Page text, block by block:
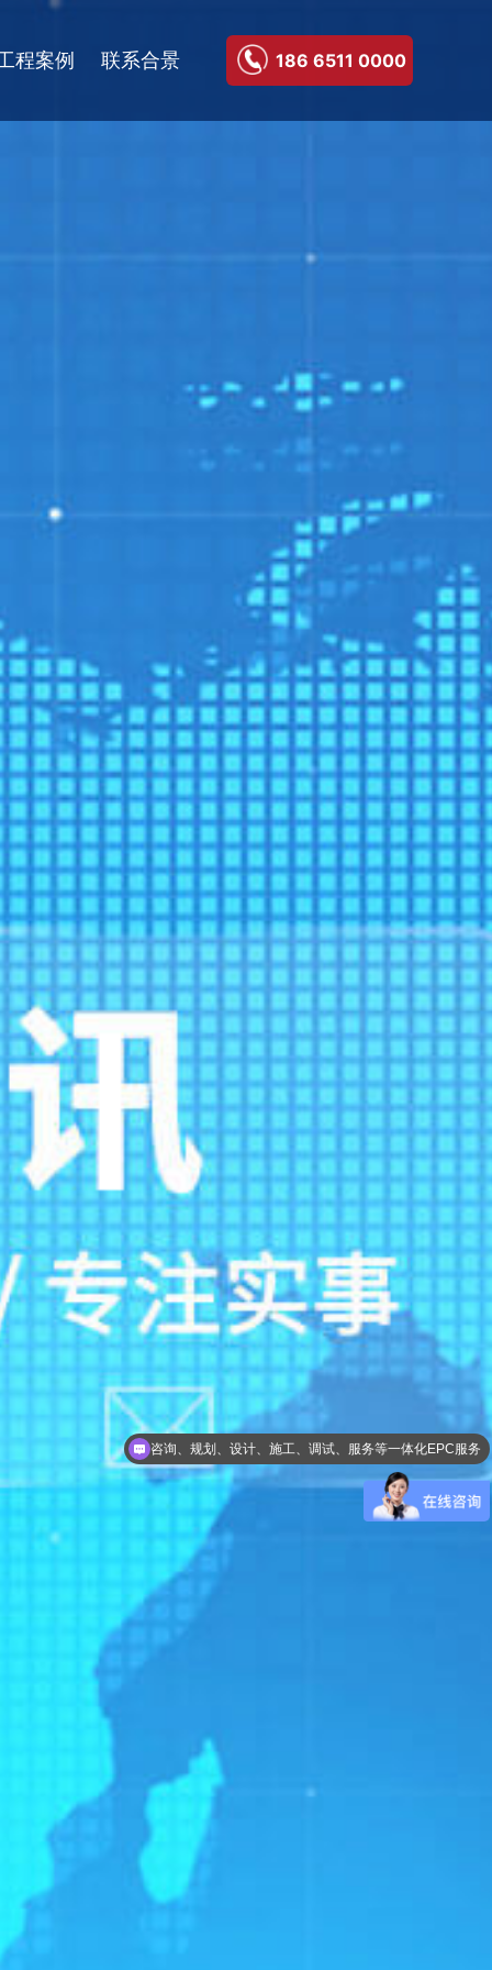
程案例 联系合景 186 6511 0000
咨询、规划、设计、施工、调试、服务等一体化EPC服务
一级总包资质